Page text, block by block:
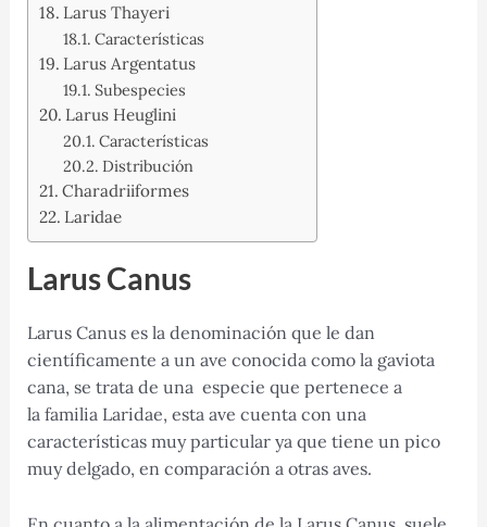
Larus Thayeri
Características
Larus Argentatus
Subespecies
Larus Heuglini
Características
Distribución
Charadriiformes
Laridae
Larus Canus
Larus Canus es la denominación que le dan
científicamente a un ave conocida como la gaviota
cana, se trata de una especie que pertenece a
la familia Laridae, esta ave cuenta con una
características muy particular ya que tiene un pico
muy delgado, en comparación a otras aves.